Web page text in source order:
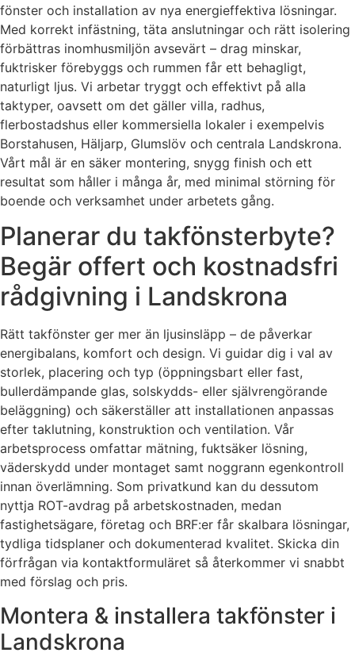
fönster och installation av nya energieffektiva lösningar.
Med korrekt infästning, täta anslutningar och rätt isolering
förbättras inomhusmiljön avsevärt – drag minskar,
fuktrisker förebyggs och rummen får ett behagligt,
naturligt ljus. Vi arbetar tryggt och effektivt på alla
taktyper, oavsett om det gäller villa, radhus,
flerbostadshus eller kommersiella lokaler i exempelvis
Borstahusen, Häljarp, Glumslöv och centrala Landskrona.
Vårt mål är en säker montering, snygg finish och ett
resultat som håller i många år, med minimal störning för
boende och verksamhet under arbetets gång.
Planerar du takfönsterbyte?
Begär offert och kostnadsfri
rådgivning i Landskrona
Rätt takfönster ger mer än ljusinsläpp – de påverkar
energibalans, komfort och design. Vi guidar dig i val av
storlek, placering och typ (öppningsbart eller fast,
bullerdämpande glas, solskydds- eller självrengörande
beläggning) och säkerställer att installationen anpassas
efter taklutning, konstruktion och ventilation. Vår
arbetsprocess omfattar mätning, fuktsäker lösning,
väderskydd under montaget samt noggrann egenkontroll
innan överlämning. Som privatkund kan du dessutom
nyttja ROT-avdrag på arbetskostnaden, medan
fastighetsägare, företag och BRF:er får skalbara lösningar,
tydliga tidsplaner och dokumenterad kvalitet. Skicka din
förfrågan via kontaktformuläret så återkommer vi snabbt
med förslag och pris.
Montera & installera takfönster i
Landskrona